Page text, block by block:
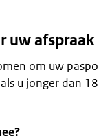
uw afspraak
om uw
u jonger dan